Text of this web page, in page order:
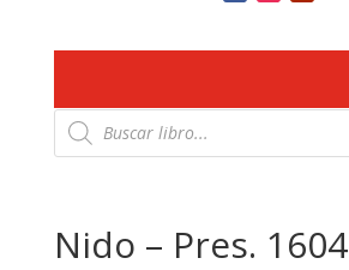
Búsqueda
de
productos
Nido – Pres. 1604